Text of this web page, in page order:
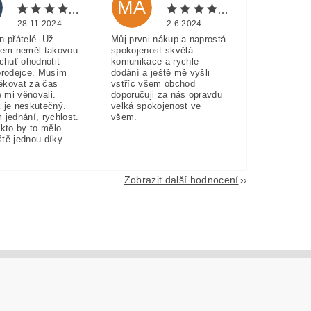
28.11.2024
přátelé. Už
neměl takovou
ohodnotit
Musím
za čas
mi věnovali.
je neskutečný.
jednání, rychlost.
by to mělo
jednou díky
MA
2.6.2024
Můj prvni nákup a naprostá
spokojenost skvělá
komunikace a rychle
dodání a ještě mě vyšli
vstříc všem obchod
doporučuji za nás opravdu
velká spokojenost ve
všem.
Zobrazit další hodnocení